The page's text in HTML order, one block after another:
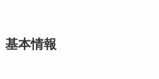
基本情報